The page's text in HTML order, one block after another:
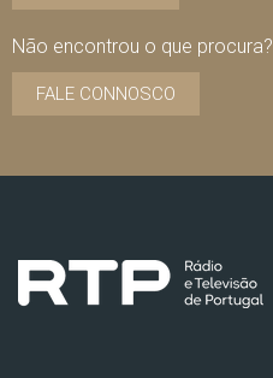
Não encontrou o que procura?
FALE CONNOSCO